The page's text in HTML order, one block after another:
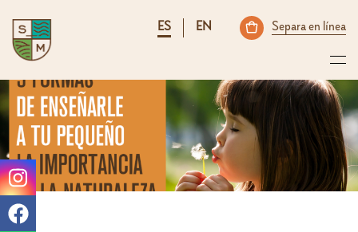
ES EN Separa en línea